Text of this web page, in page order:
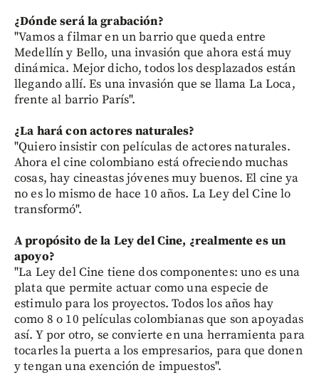
¿Dónde será la grabación?
"Vamos a filmar en un barrio que queda entre
Medellín y Bello, una invasión que ahora está muy
dinámica. Mejor dicho, todos los desplazados están
llegando allí. Es una invasión que se llama La Loca,
frente al barrio París".
¿La hará con actores naturales?
"Quiero insistir con películas de actores naturales.
Ahora el cine colombiano está ofreciendo muchas
cosas, hay cineastas jóvenes muy buenos. El cine ya
no es lo mismo de hace 10 años. La Ley del Cine lo
transformó".
A propósito de la Ley del Cine, ¿realmente es un
apoyo?
"La Ley del Cine tiene dos componentes: uno es una
plata que permite actuar como una especie de
estimulo para los proyectos. Todos los años hay
como 8 o 10 películas colombianas que son apoyadas
así. Y por otro, se convierte en una herramienta para
tocarles la puerta a los empresarios, para que donen
y tengan una exención de impuestos".